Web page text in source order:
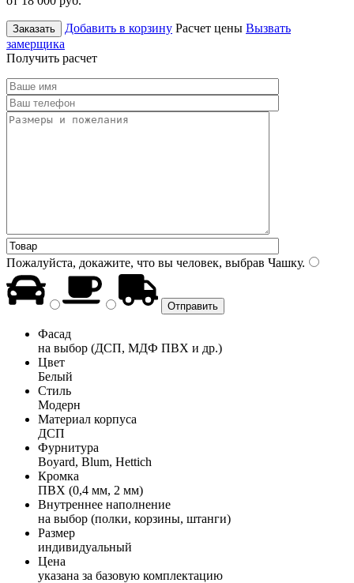
Заказать Добавить в корзину Расчет цены Вызвать
замерщика
Получить расчет
Пожалуйста, докажите, что вы человек, выбрав Чашку.
Фасад
на выбор (ДСП, МДФ ПВХ и др.)
Цвет
Белый
Стиль
Модерн
Материал корпуса
ДСП
Фурнитура
Boyard, Blum, Hettich
Кромка
ПВХ (0,4 мм, 2 мм)
Внутреннее наполнение
на выбор (полки, корзины, штанги)
Размер
индивидуальный
Цена
указана за базовую комплектацию